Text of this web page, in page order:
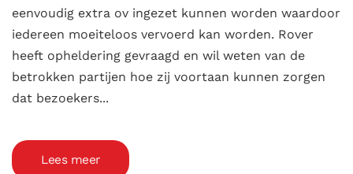
eenvoudig extra ov ingezet kunnen worden waardoor
iedereen moeiteloos vervoerd kan worden. Rover
heeft opheldering gevraagd en wil weten van de
betrokken partijen hoe zij voortaan kunnen zorgen
dat bezoekers...
Lees meer